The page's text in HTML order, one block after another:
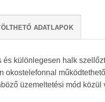
ADATLAPOK
és különlegesen halk
okostelefonnal
üzemeltetési mód közül